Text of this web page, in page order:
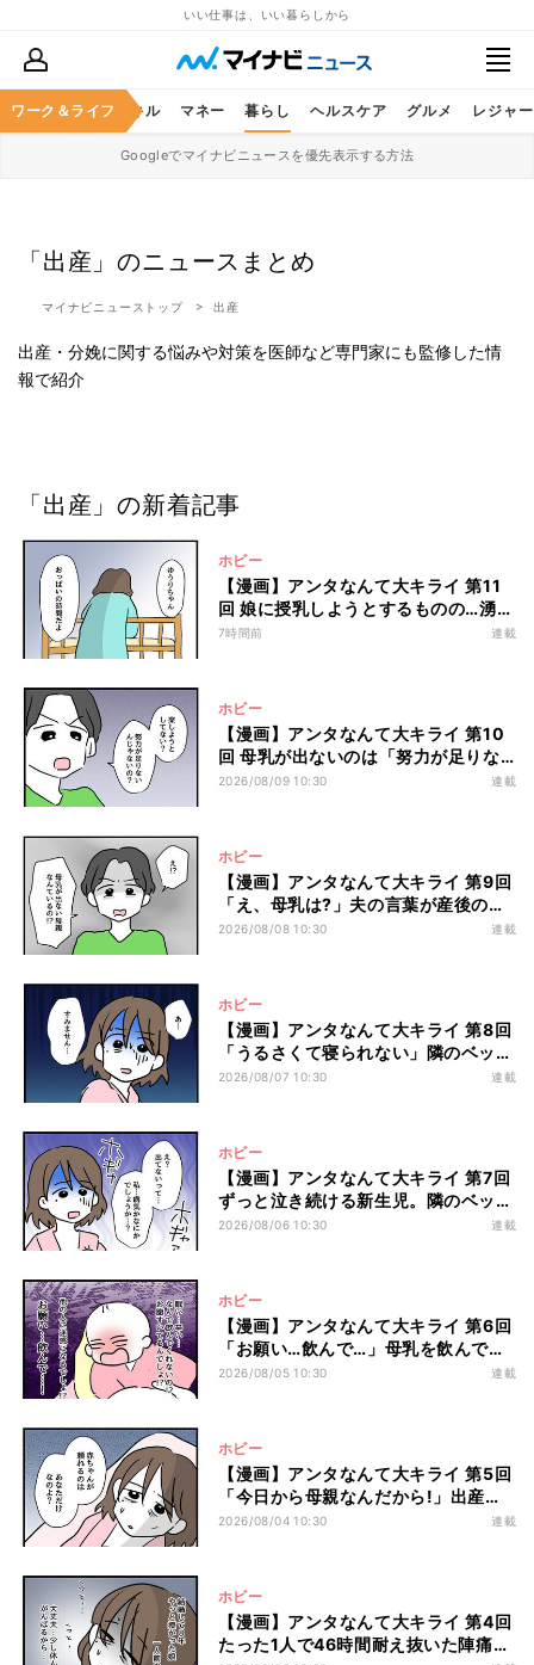
いい仕事は、いい暮らしから
ワーク＆ライフ
ア ビジネススキル マネー 暮らし ヘルスケア グルメ レジャー
Googleでマイナビニュースを優先表示する方法
「出産」のニュースまとめ
マイナビニューストップ 出産
出産・分娩に関する悩みや対策を医師など専門家にも監修した情
報で紹介
「出産」の新着記事
ホビー
【漫画】アンタなんて大キライ 第11
回 娘に授乳しようとするものの…湧き
上がってきた“違和感”とは?
7時間前 連載
ホビー
【漫画】アンタなんて大キライ 第10
回 母乳が出ないのは「努力が足りな
い」からだと言う夫
2026/08/09 10:30 連載
ホビー
【漫画】アンタなんて大キライ 第9回
「え、母乳は?」夫の言葉が産後のメ
ンタルに突き刺さる…
2026/08/08 10:30 連載
ホビー
【漫画】アンタなんて大キライ 第8回
「うるさくて寝られない」隣のベッド
から聞こえた言葉に新米ママは…
2026/08/07 10:30 連載
ホビー
【漫画】アンタなんて大キライ 第7回
ずっと泣き続ける新生児。隣のベッド
から聞こえた一言にドキッ…
2026/08/06 10:30 連載
ホビー
【漫画】アンタなんて大キライ 第6回
「お願い…飲んで…」母乳を飲んでく
れない赤ちゃん。新米ママは追い詰め
2026/08/05 10:30 連載
ホビー
【漫画】アンタなんて大キライ 第5回
「今日から母親なんだから!」出産直
後から始まった母乳指導に心も身体も
2026/08/04 10:30 連載
ホビー
【漫画】アンタなんて大キライ 第4回
たった1人で46時間耐え抜いた陣痛の